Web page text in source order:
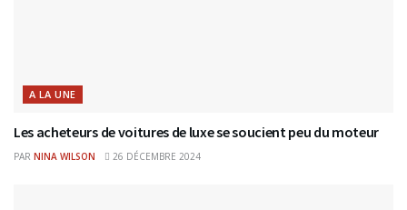
A LA UNE
Les acheteurs de voitures de luxe se soucient peu du moteur
PAR NINA WILSON 26 DÉCEMBRE 2024